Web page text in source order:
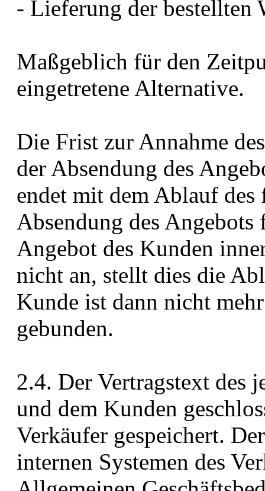
- Lieferung der bestellten
Maßgeblich für den
eingetretene Alternative.
Die Frist zur Annahme
der Absendung des
endet mit dem Ablauf des
Absendung des
Angebot des Kunden
nicht an, stellt dies die
Kunde ist dann nicht
gebunden.
2.4. Der Vertragstext des
und dem Kunden
Verkäufer gespeichert.
internen Systemen des